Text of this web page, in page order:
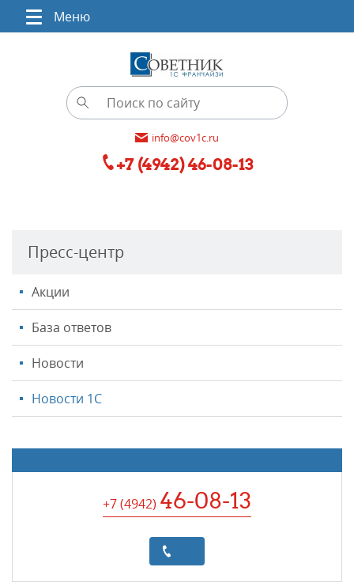
Меню
info@cov1c.ru
+7 (4942) 46-08-13
Пресс-центр
Акции
База ответов
Новости
Новости 1С
+7 (4942) 46-08-13